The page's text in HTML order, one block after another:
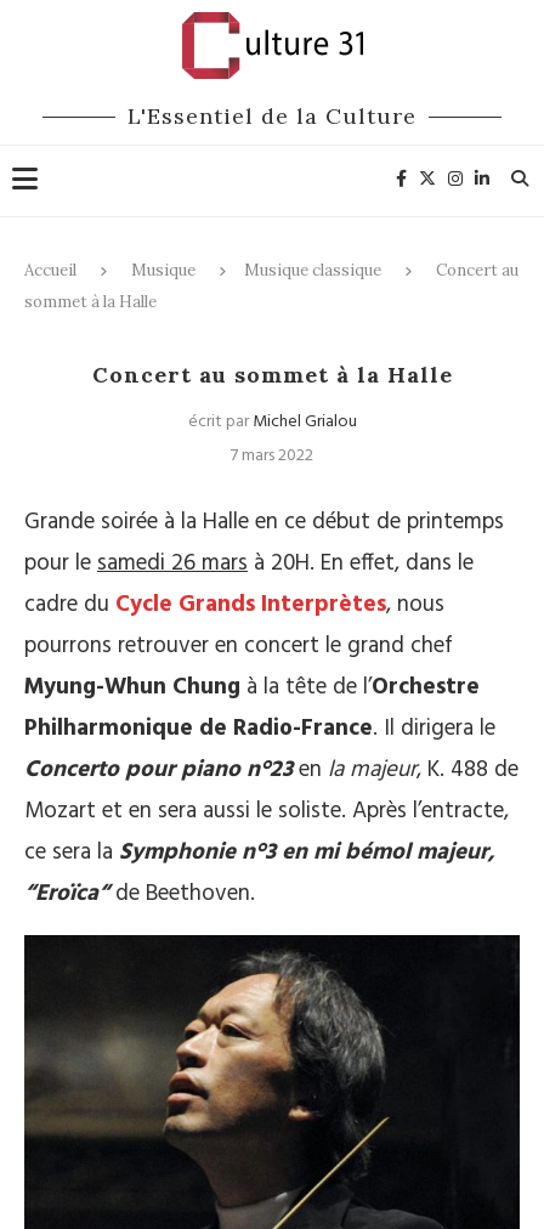
L'Essentiel de la Culture
Accueil Musique Musique classique
Concert au
sommet à la Halle
Concert au sommet à la Halle
écrit parMichel Grialou
7 mars 2022
Grande soirée à la Halle en ce début de printemps
pour lesamedi 26 mars à 20H. En effet, dans le
cadre du Cycle Grands Interprètes, nous
pourrons retrouver en concert le grand chef
Myung-Whun Chung à la tête de l’Orchestre
Philharmonique de Radio-France. Il dirigera le
Concerto pour piano n°23en la majeur, K. 488 de
Mozart et en sera aussi le soliste. Après l’entracte,
ce sera la Symphonie n°3 en mi bémol majeur,
“Eroïca“de Beethoven.